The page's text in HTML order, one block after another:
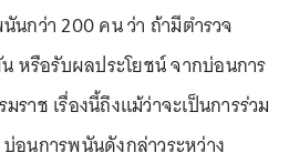
นกว่า 200 คน ว่า ถ้ามีตำรวจ
หรือรับผลประโยชน์ จากบ่อนการ
ราช เรื่องนี้ถึงแม้ว่าจะเป็นการร่วม
อนการพนันดังกล่าวระหว่าง